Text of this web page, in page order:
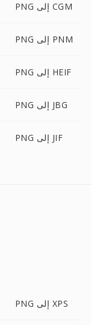
PNG إلى CGM
PNG إلى PNM
PNG إلى HEIF
PNG إلى JBG
PNG إلى JIF
PNG إلى XPS